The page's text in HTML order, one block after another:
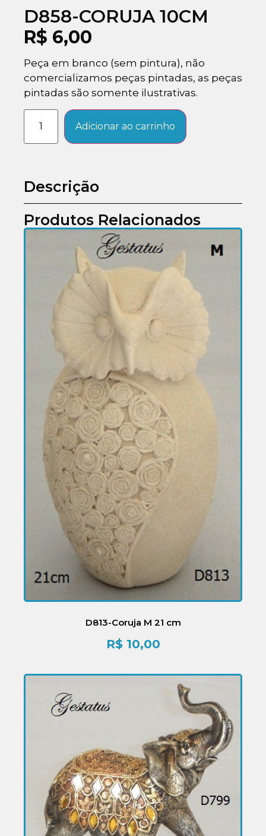
D858-CORUJA 10CM
R$ 6,00
Peça em branco (sem pintura), não
comercializamos peças pintadas, as peças
pintadas são somente ilustrativas.
Adicionar ao carrinho
Descrição
Produtos Relacionados
D813-Coruja M 21 cm
R$10,00